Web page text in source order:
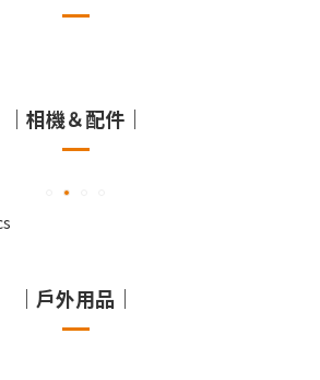
｜相機＆配件｜
｜戶外用品｜